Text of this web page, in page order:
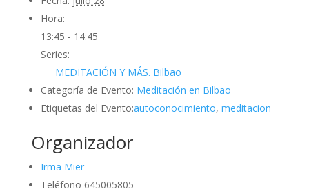
Hora:
13:45 - 14:45
Series:
MEDITACIÓN Y MÁS. Bilbao
Categoría de Evento: Meditación en Bilbao
Etiquetas del Evento:autoconocimiento, meditacion
Organizador
Irma Mier
Teléfono 645005805